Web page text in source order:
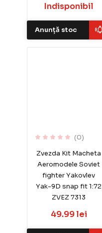
Indisponibil
Anunță stoc
(0)
Zvezda Kit Macheta
Aeromodele Soviet
fighter Yakovlev
Yak-9D snap fit 1:72
ZVEZ 7313
49.99 lei